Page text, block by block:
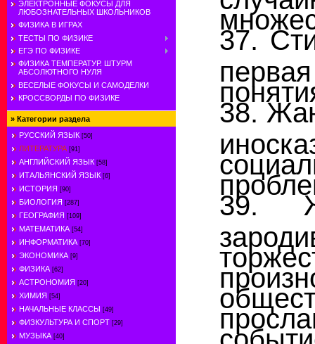
ЭЛЕКТРОННЫЕ ФОКУСЫ ДЛЯ
ЛЮБОЗНАТЕЛЬНЫХ ШКОЛЬНИКОВ
ФИЗИКА В ИГРАХ
ТЕСТЫ ПО ФИЗИКЕ
ЕГЭ ПО ФИЗИКЕ
ФИЗИКА ТЕМПЕРАТУР. ШТУРМ
АБСОЛЮТНОГО НУЛЯ
ВЕСЕЛЫЕ ФОКУСЫ И САМОДЕЛКИ
КРОССВОРДЫ ПО ФИЗИКЕ
» Категории раздела
РУССКИЙ ЯЗЫК [50]
ЛИТЕРАТУРА [91]
АНГЛИЙСКИЙ ЯЗЫК [58]
ИТАЛЬЯНСКИЙ ЯЗЫК [6]
ИСТОРИЯ [90]
БИОЛОГИЯ [287]
ГЕОГРАФИЯ [109]
МАТЕМАТИКА [54]
ИНФОРМАТИКА [70]
ЭКОНОМИКА [9]
ФИЗИКА [62]
АСТРОНОМИЯ [20]
ХИМИЯ [54]
НАЧАЛЬНЫЕ КЛАССЫ [49]
ФИЗКУЛЬТУРА И СПОРТ [29]
МУЗЫКА [40]
37.
38.
39.